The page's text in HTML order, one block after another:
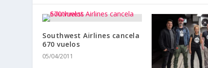
Southwest Airlines cancela
670 vuelos
05/04/2011